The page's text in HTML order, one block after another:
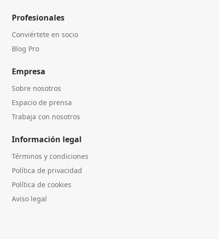
Profesionales
Conviértete en socio
Blog Pro
Empresa
Sobre nosotros
Espacio de prensa
Trabaja con nosotros
Información legal
Términos y condiciones
Política de privacidad
Política de cookies
Aviso legal